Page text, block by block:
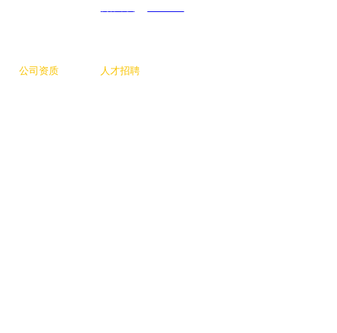
公司资质 人才招聘